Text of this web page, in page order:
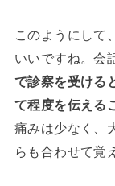
このようにして
いいですね。会
で診察を受ける
て程度を伝える
痛みは少なく、
らも合わせて覚